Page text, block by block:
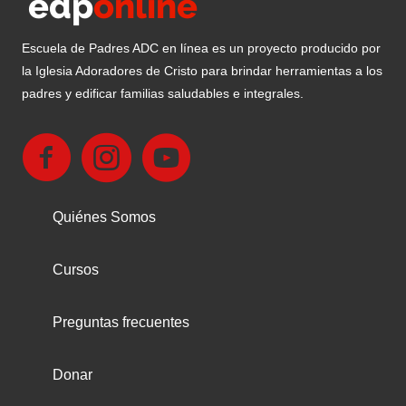
Escuela de Padres ADC en línea es un proyecto producido por
la Iglesia Adoradores de Cristo para brindar herramientas a los
padres y edificar familias saludables e integrales.
Quiénes Somos
Cursos
Preguntas frecuentes
Donar